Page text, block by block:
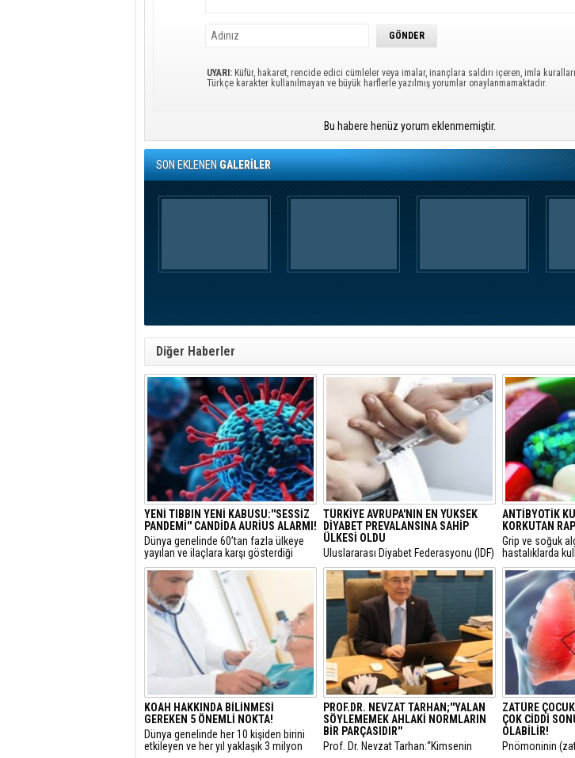
UYARI: Küfür, hakaret, rencide edici cümleler veya imalar, inançlara saldırı içeren, imla kuralları
Türkçe karakter kullanılmayan ve büyük harflerle yazılmış yorumlar onaylanmamaktadır.
Bu habere henüz yorum eklenmemiştir.
SON EKLENENGALERİLER
Diğer Haberler
YENİ TIBBIN YENİ KABUSU:''SESSİZ
PANDEMİ'' CANDİDA AURİUS ALARMI!
​Dünya genelinde 60’tan fazla ülkeye
yayılan ve ilaçlara karşı gösterdiği
dirençle bilinen ölümcül mantar türü
Candida auris, küresel sağlık
otoritelerini teyakkuza geçirdi.
TÜRKİYE AVRUPA'NIN EN YÜKSEK
DİYABET PREVALANSINA SAHİP
ÜLKESİ OLDU
​Uluslararası Diyabet Federasyonu (IDF)
2025 verilerine göre Türkiye,
Avrupa’nın en yüksek diyabet
prevalansına sahip ülkesi oldu.
ANTİBYOTİK
KORKUTAN
Grip ve soğuk
hastalıklarda
halk sağılığı
açıklandı.
KOAH HAKKINDA BİLİNMESİ
GEREKEN 5 ÖNEMLİ NOKTA!
Dünya genelinde her 10 kişiden birini
etkileyen ve her yıl yaklaşık 3 milyon
PROF.DR. NEVZAT TARHAN;''YALAN
SÖYLEMEMEK AHLAKİ NORMLARIN
BİR PARÇASIDIR''
Prof. Dr. Nevzat Tarhan:“Kimsenin
ZATÜRE
ÇOK CİDDİ
OLABİLİR!
Pnömoninin